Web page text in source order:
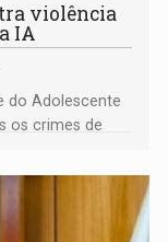
violência
IA
do Adolescente
os crimes de